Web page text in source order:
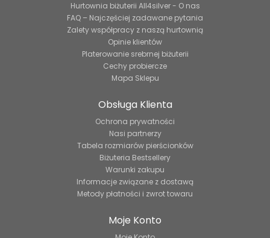
Hurtownia biżuterii All4silver - O nas
FAQ – Najczęściej zadawane pytania
Zalety współpracy z naszą hurtownią
Opinie klientów
Platerowanie srebrnej biżuterii
Cechy probiercze
Mapa Sklepu
Obsługa Klienta
Ochrona prywatności
Nasi partnerzy
Tabela rozmiarów pierścionków
Biżuteria Bestsellery
Warunki zakupu
Informacje związane z dostawą
Metody płatności i zwrot towaru
Moje Konto